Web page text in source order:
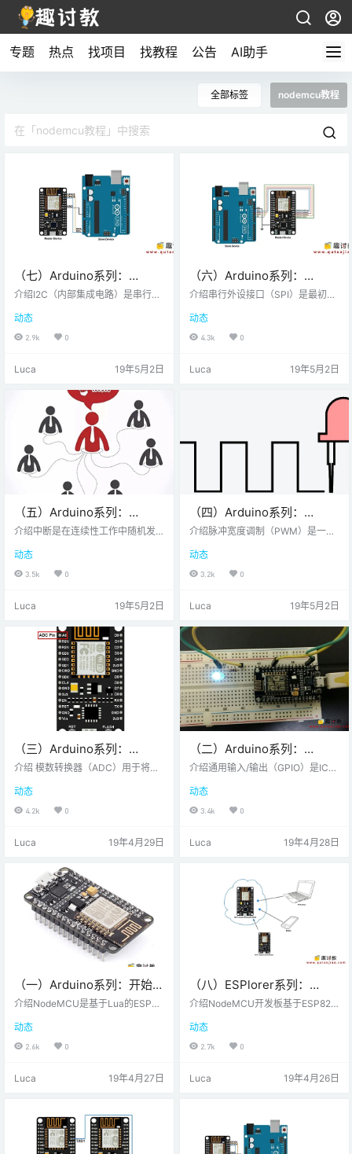
专题 热点 找项目 找教程 公告 AI助手
全部标签 nodemcu教程
（七）Arduino系列：
NodeMCUI2C通信方法
介绍I2C（内部集成电路）是串行总
（双线接口），因为它只使用两根
电线进行通信。这两条线是SDA
即发送器在发送数据之后检查来自
功接收到数据。I2C有两种工作模
式，主模式从模式SDA（串行数
据）线用于主设备和从设备之间的
数据交换。SCL（串行时钟）用于
主设备和从设备之间的同步时钟…
动态
2.9k 0
Luca 19年5月2日
（六）Arduino系列：
NodeMCU与Arduino进行
介绍串行外设接口（SPI）是最初由
协议。SPI接口使用四条线进行通
信。因此，它也被称为四线串行通
个从设备可以同时在接口总线上通
从模式。主设备负责启动通信。主
传输。主设备可以通过逐个选择来
处理总线上的…
动态
4.3k 0
Luca 19年5月2日
（五）Arduino系列：
NodeMCU GPIO定时器中断
介绍中断是在连续性工作中随机发
时的电话，根据电话优先级，你决
定是接听还是忽视。基于NodeMCU
的ESP8266在其GPIO引脚上具有中
Kit的D0-D8引脚上可用。通过Ardui
attachInterrupt，detachInterrup
t。除D0 / GPIO16引脚外，可以将
中断连接到任…
动态
3.5k 0
Luca 19年5月2日
（四）Arduino系列：
NodeMCU PWM占空比学习
介绍脉冲宽度调制（PWM）是一种
冲宽度的技术。 PWM生成脉冲周期
包括ON周期（VCC）和OFF周期
（GND）。在一段时间内信号导通
0ms的脉冲将保持ON（高电平）2m
ms = 20％通过PWM技术，我们可
以使用ON-OFF信号控制输送到负载
的功率。PWM信号可用于控制直…
动态
3.2k 0
Luca 19年5月2日
（三）Arduino系列：
NodeMCU ADC使用方法
介绍 模数转换器（ADC）用于将模
内置10位ADC，只有一个ADC通
道，即它只有一个ADC输入引脚，
用于从外部器件读取模拟电压。 No
deMCU ADC引脚 ESP8266上的AD
可以将其设置为测量板载系统电压
或外部电压。读取外部电压时，AD
C引脚的输入电压范围为0-1.0V。
固件的…
动态
4.2k 0
Luca 19年4月29日
（二）Arduino系列：
NodeMCU GPIO使用
介绍通用输入/输出（GPIO）是IC
输入引脚或输出引脚，其行为可以
在运行时控制。NodeMCU开发套件
提供对ESP8266的这些GPIO的访
ev kit引脚的编号与ESP8266的内部
引脚映射到ESP8266的内部GPIO引
脚16。NodeMCU DevKit …
动态
3.4k 0
Luca 19年4月28日
（一）Arduino系列：开始使
用NodeMCU
介绍NodeMCU是基于Lua的ESP82
为NodeMCU编写Lua脚本。它需要
熟悉ESPlorer IDE和Lua脚本语言。
还可以使用Arduino开发环境开发No
和IDE更容易。让我们看看如何使
动态
2.6k 0
Luca 19年4月27日
（八）ESPlorer系列：
NodeMCU Wi-Fi使用方法
介绍NodeMCU开发板基于ESP826
制器的特性，可以在更短的时间内
完成物联网应用原型设计的需求，
技术。它基于IEEE 802.11标准。No
可用于连接，获取或上传数据到互
联网。NodeMCU Wi-Fi子系统定…
动态
2.7k 0
Luca 19年4月26日